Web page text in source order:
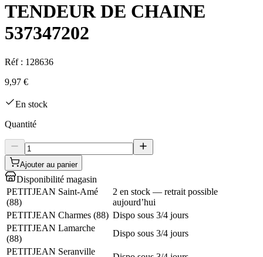
TENDEUR DE CHAINE
537347202
Réf : 128636
9,97 €
En stock
Quantité
Ajouter au panier
Disponibilité magasin
PETITJEAN Saint-Amé
(88)
2 en stock — retrait possible
aujourd’hui
PETITJEAN Charmes (88) Dispo sous 3/4 jours
PETITJEAN Lamarche
(88)
Dispo sous 3/4 jours
PETITJEAN Seranville